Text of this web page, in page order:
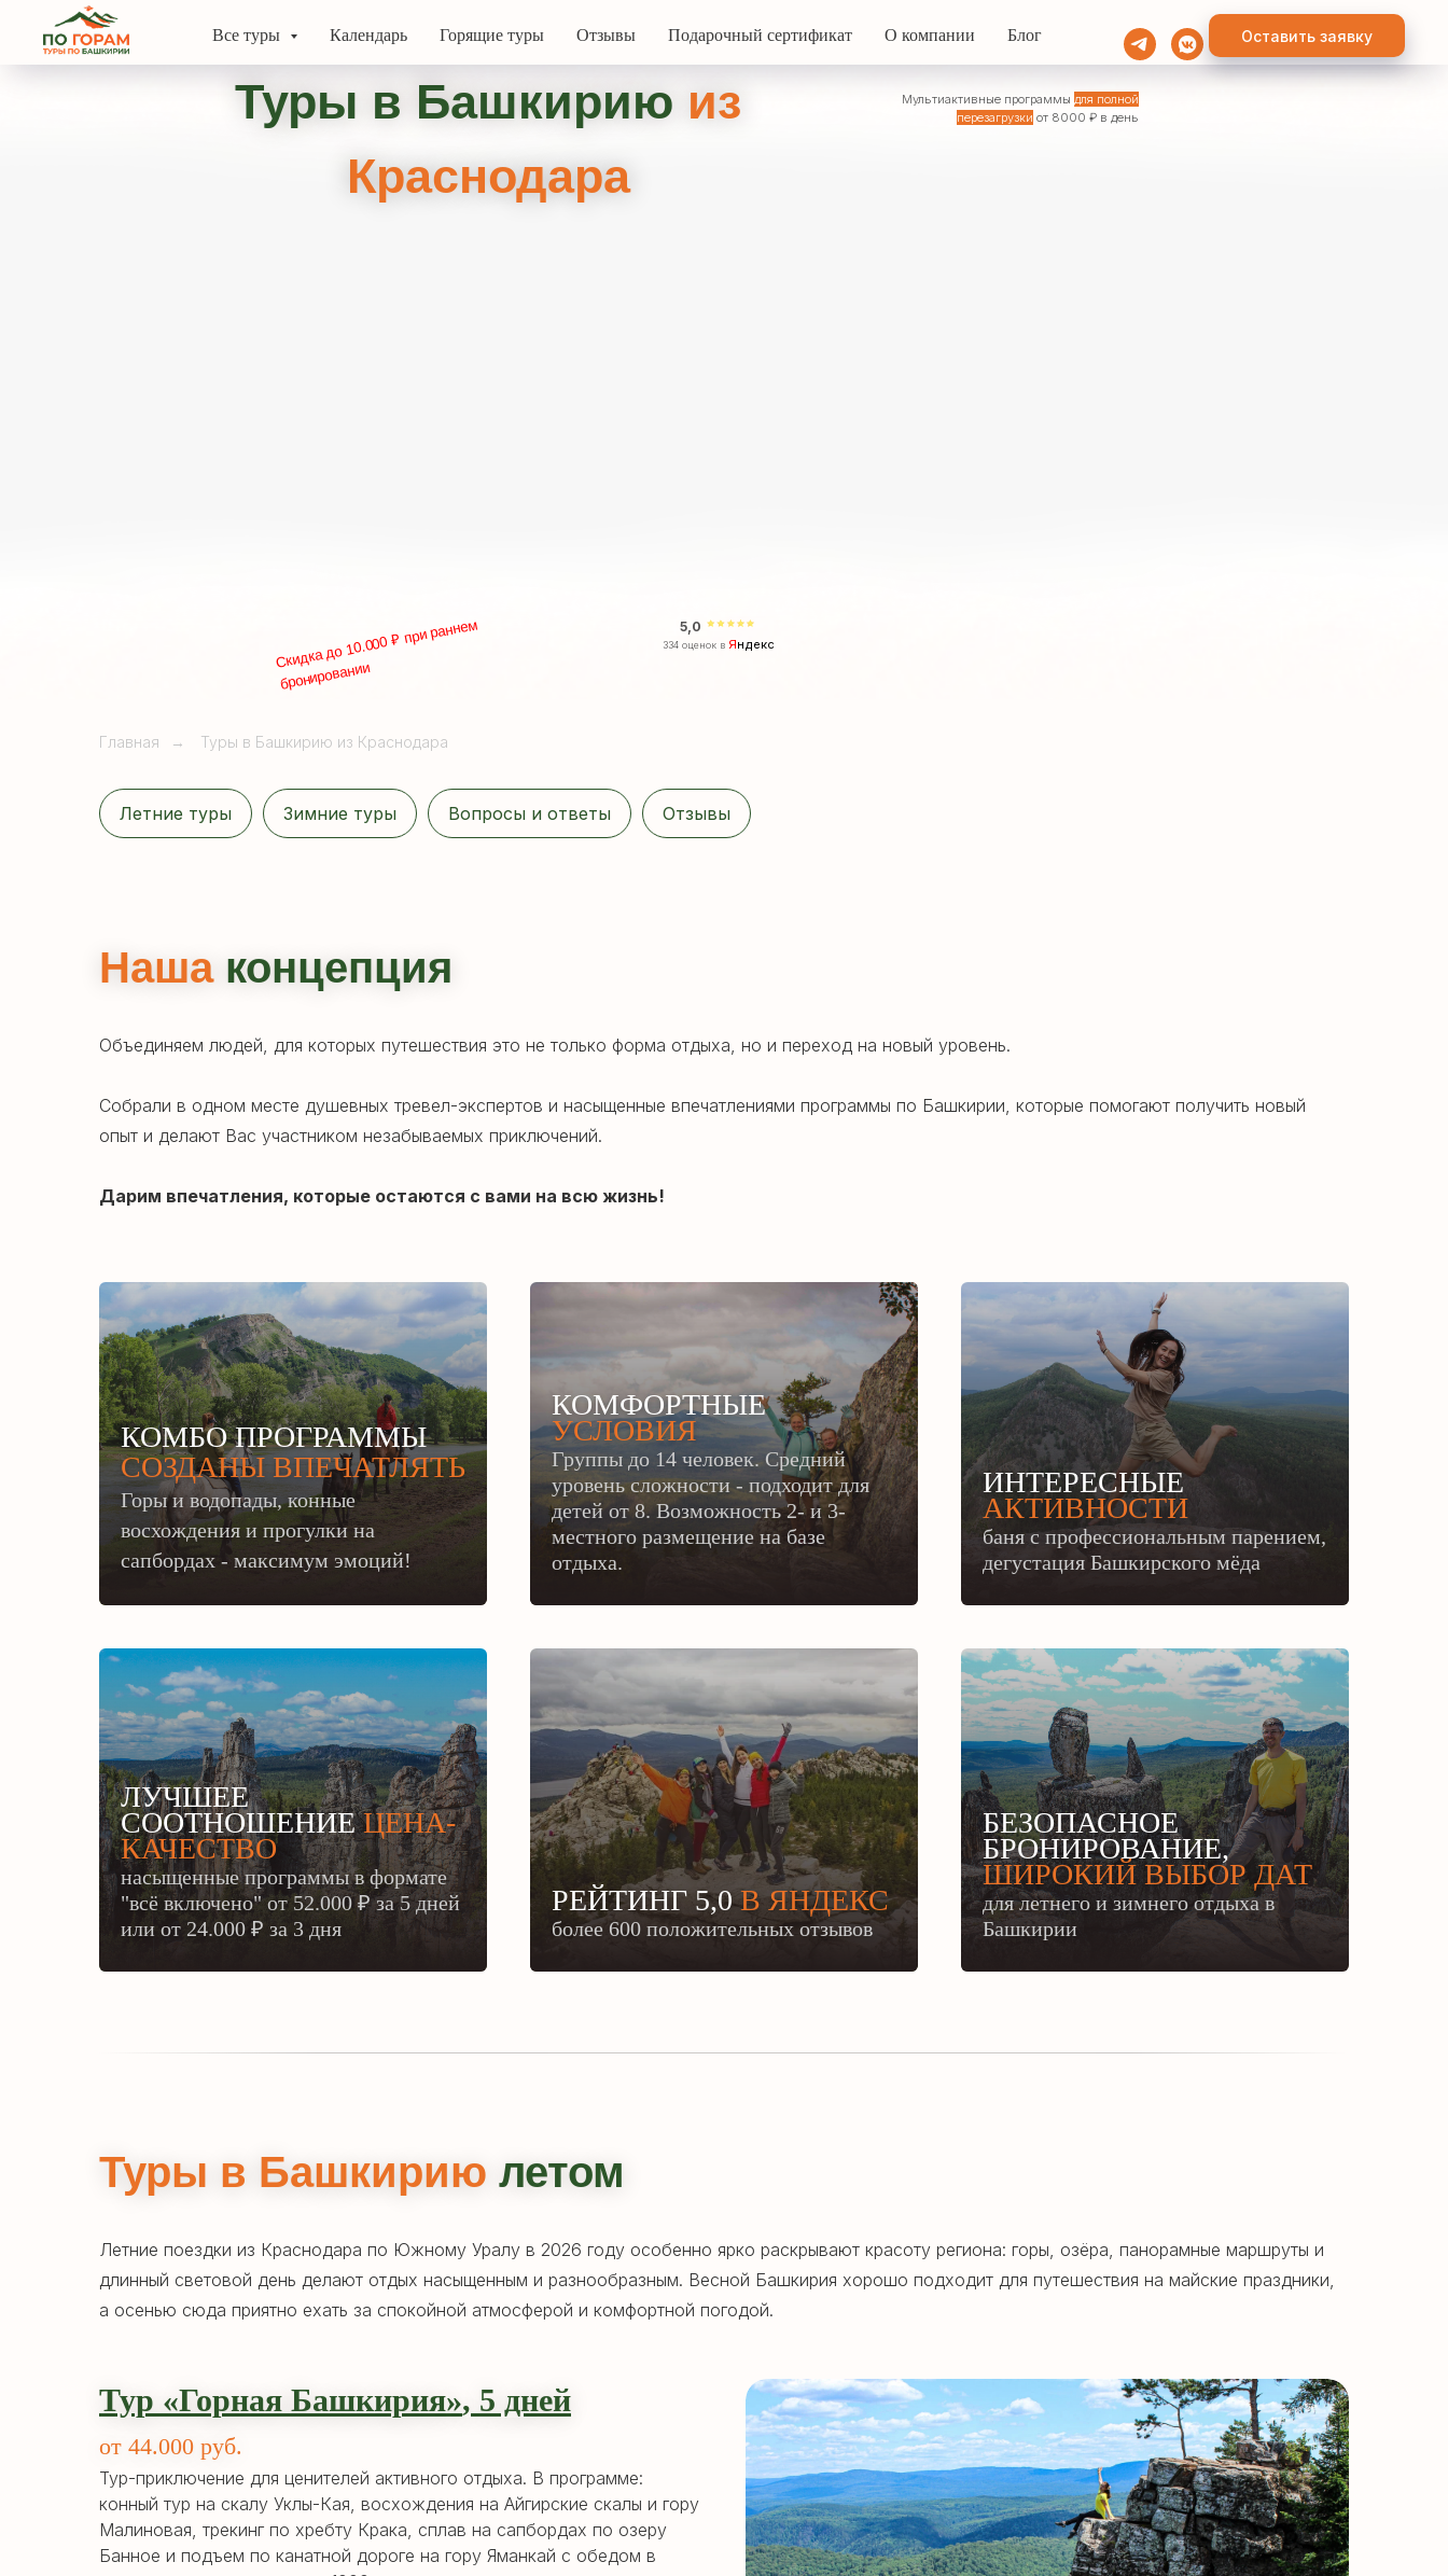
Все туры Календарь Горящие туры Отзывы Подарочный сертификат О компании Блог Оставить заявку
перезагрузки от 8000 ₽ в день
Туры в Башкириюиз
Краснодара
Главная → Туры в Башкирию из Краснодара
Летние туры Зимние туры Вопросы и ответы Отзывы
Наша концепция
Объединяем людей, для которых путешествия это не только форма отдыха, но и переход на новый уровень.
Собрали в одном месте душевных тревел-экспертов и насыщенные впечатлениями программы по Башкирии, которые помогают получить новый
опыт и делают Вас участником незабываемых приключений.
Дарим впечатления, которые остаются с вами на всю жизнь!
КОМБО ПРОГРАММЫ
СОЗДАНЫ ВПЕЧАТЛЯТЬ
Горы и водопады, конные
восхождения и прогулки на
сапбордах - максимум эмоций!
КОМФОРТНЫЕ
УСЛОВИЯ
Группы до 14 человек. Средний
уровень сложности - подходит для
детей от 8.Возможность 2- и 3-
местного размещение на базе
отдыха.
ИНТЕРЕСНЫЕ
АКТИВНОСТИ
баня с профессиональным парением,
дегустация Башкирского мёда
ЛУЧШЕЕ
СООТНОШЕНИЕЦЕНА-
КАЧЕСТВО
насыщенные программы в формате
"всё включено" от 52.000 ₽ за 5 дней
или от 24.000 ₽ за 3 дня
РЕЙТИНГ 5,0В ЯНДЕКС
более 600 положительных отзывов
БЕЗОПАСНОЕ
БРОНИРОВАНИЕ,
ШИРОКИЙ ВЫБОР ДАТ
для летнего и зимнего отдыха в
Башкирии
Туры в Башкирию летом
Летние поездки из Краснодара по Южному Уралу в 2026 году особенно ярко раскрывают красоту региона: горы, озёра, панорамные маршруты и
длинный световой день делают отдых насыщенным и разнообразным. Весной Башкирия хорошо подходит для путешествия на майские праздники,
а осенью сюда приятно ехать за спокойной атмосферой и комфортной погодой.
Тур «Горная Башкирия», 5 дней
от 44.000 руб.
Тур-приключение для ценителей активного отдыха. В программе:
конный тур на скалу Уклы-Кая, восхождения на Айгирские скалы и гору
Малиновая, трекинг по хребту Крака, сплав на сапбордах по озеру
Банное и подъем по канатной дороге на гору Яманкай с обедом в